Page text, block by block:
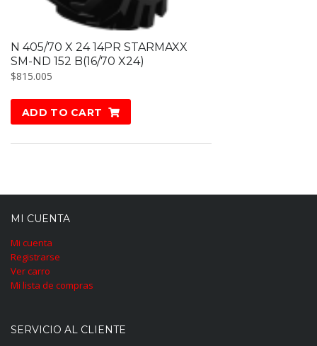
N 405/70 X 24 14PR STARMAXX
SM-ND 152 B(16/70 X24)
$815.005
ADD TO CART
MI CUENTA
Mi cuenta
Registrarse
Ver carro
Mi lista de compras
SERVICIO AL CLIENTE